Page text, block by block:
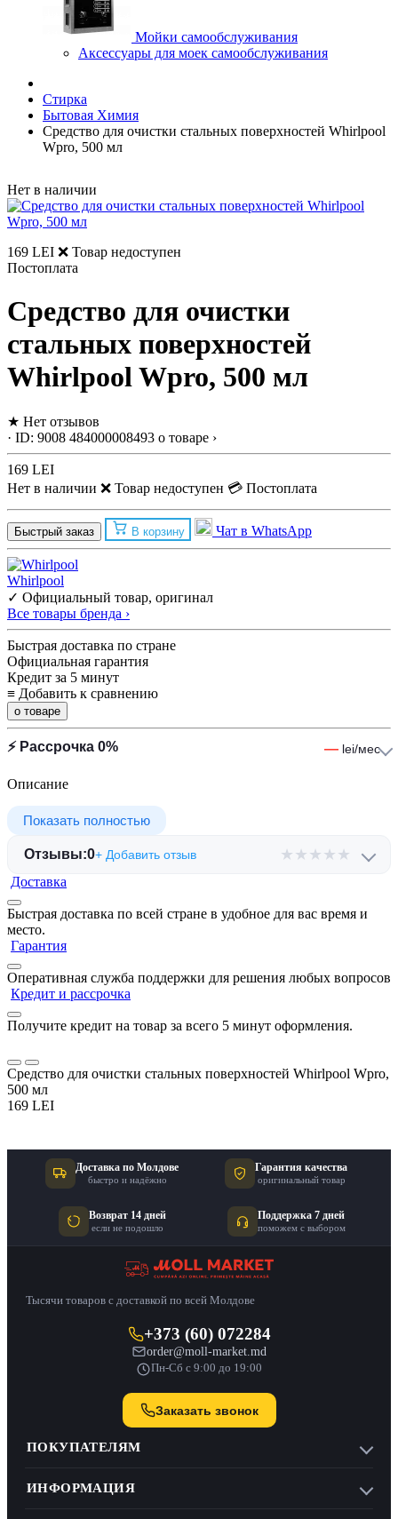
Мойки самообслуживания
Аксессуары для моек самообслуживания
Стирка
Бытовая Химия
Средство для очистки стальных поверхностей Whirlpool
Wpro, 500 мл
Нет в наличии
169 LEI ❌ Товар недоступен
Постоплата
Средство для очистки
стальных поверхностей
Whirlpool Wpro, 500 мл
★ Нет отзывов
· ID: 9008 484000008493 о товаре ›
169 LEI
Нет в наличии ❌ Товар недоступен 💳 Постоплата
Быстрый заказ В корзину Чат в WhatsApp
Whirlpool
✓ Официальный товар, оригинал
Все товары бренда ›
Быстрая доставка по стране
Официальная гарантия
Кредит за 5 минут
≡ Добавить к сравнению
о товаре
⚡ Рассрочка 0% — lei/мес
Описание
Показать полностью
Отзывы:0+ Добавить отзыв ★ ★ ★ ★ ★
Доставка
Быстрая доставка по всей стране в удобное для вас время и
место.
Гарантия
Оперативная служба поддержки для решения любых вопросов
Кредит и рассрочка
Получите кредит на товар за всего 5 минут оформления.
Средство для очистки стальных поверхностей Whirlpool Wpro,
500 мл
169 LEI
Доставка по Молдове
быстро и надёжно
Гарантия качества
оригинальный товар
Возврат 14 дней
если не подошло
Поддержка 7 дней
поможем с выбором
Тысячи товаров с доставкой по всей Молдове
+373 (60) 072284
order@moll-market.md
Пн-Сб с 9:00 до 19:00
Заказать звонок
ПОКУПАТЕЛЯМ
ИНФОРМАЦИЯ